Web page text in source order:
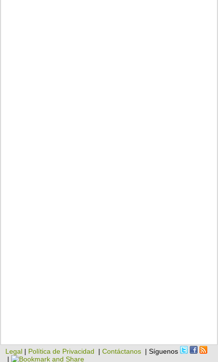
Legal | Política de Privacidad |Contáctanos | Síguenos
|